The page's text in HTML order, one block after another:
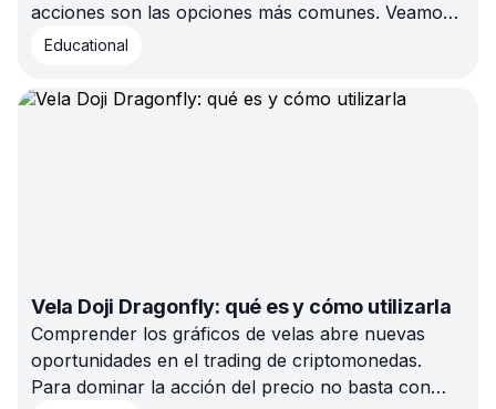
acciones son las opciones más comunes. Veamos
sus similitudes, diferencias y cuál se adapta mejor a
Educational
Vela Doji Dragonfly: qué es y cómo utilizarla
Comprender los gráficos de velas abre nuevas
oportunidades en el trading de criptomonedas.
Para dominar la acción del precio no basta con